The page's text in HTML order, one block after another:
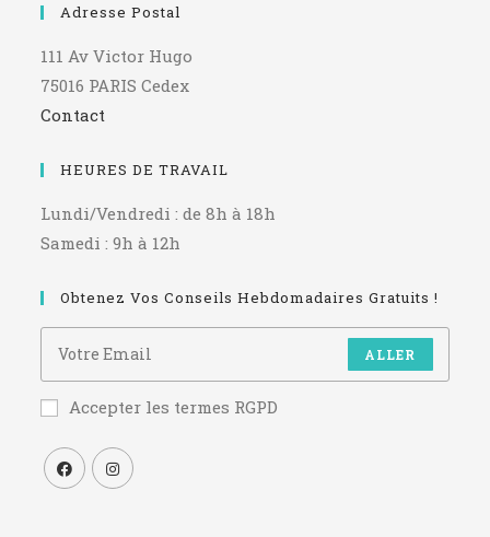
Adresse Postal
111 Av Victor Hugo
75016 PARIS Cedex
Contact
HEURES DE TRAVAIL
Lundi/Vendredi : de 8h à 18h
Samedi : 9h à 12h
Obtenez Vos Conseils Hebdomadaires Gratuits !
ALLER
Accepter les termes RGPD